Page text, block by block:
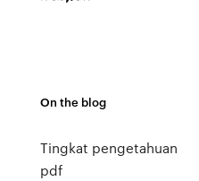
On the blog
Tingkat pengetahuan
pdf